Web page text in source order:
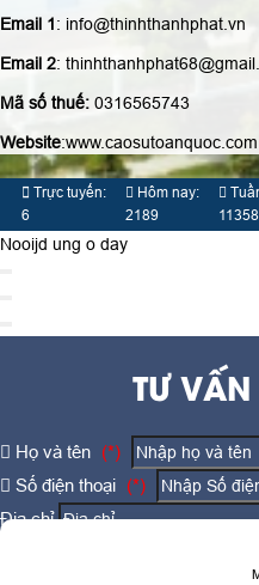
Trực tuyến:
6
Hôm nay:
2189
11358
Nooijd ung o day
TƯ
Địa chỉ
Đăng ký tư vấn